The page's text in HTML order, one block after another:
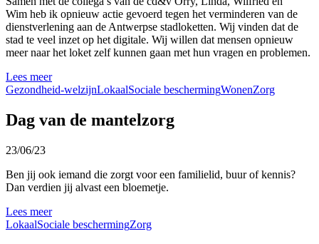
Wim heb ik opnieuw actie gevoerd tegen het verminderen van de
dienstverlening aan de Antwerpse stadloketten. Wij vinden dat de
stad te veel inzet op het digitale. Wij willen dat mensen opnieuw
meer naar het loket zelf kunnen gaan met hun vragen en problemen.
Lees meer
Gezondheid-welzijnLokaalSociale beschermingWonenZorg
Dag van de mantelzorg
23/06/23
Ben jij ook iemand die zorgt voor een familielid, buur of kennis?
Dan verdien jij alvast een bloemetje.
Lees meer
LokaalSociale beschermingZorg